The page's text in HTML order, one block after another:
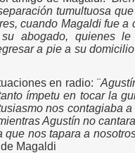
tumultuosa
cuando Magaldi fue a
abogado, quienes
a pie a su
en radio: ¨
ímpetu en tocar la
nos contagiaba a
Agustín no
que nos tapara a
Magaldi